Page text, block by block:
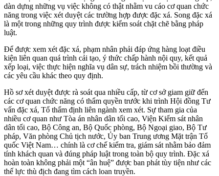
dàn dựng những vụ việc không có thật nhằm vu cáo cơ quan chức
năng trong việc xét duyệt các trường hợp được đặc xá. Song đặc xá
là một trong những quy trình được kiểm soát chặt chẽ bằng pháp
luật.
Để được xem xét đặc xá, phạm nhân phải đáp ứng hàng loạt điều
kiện liên quan quá trình cải tạo, ý thức chấp hành nội quy, kết quả
xếp loại, việc thực hiện nghĩa vụ dân sự, trách nhiệm bồi thường và
các yêu cầu khác theo quy định.
Hồ sơ xét duyệt được rà soát qua nhiều cấp, từ cơ sở giam giữ đến
các cơ quan chức năng có thẩm quyền trước khi trình Hội đồng Tư
vấn đặc xá, Tổ thẩm định liên ngành xem xét. Sự tham gia của
nhiều cơ quan như Tòa án nhân dân tối cao, Viện Kiểm sát nhân
dân tối cao, Bộ Công an, Bộ Quốc phòng, Bộ Ngoại giao, Bộ Tư
pháp, Văn phòng Chủ tịch nước, Ủy ban Trung ương Mặt trận Tổ
quốc Việt Nam… chính là cơ chế kiểm tra, giám sát nhằm bảo đảm
tính khách quan và đúng pháp luật trong toàn bộ quy trình. Đặc xá
hoàn toàn không phải một “ân huệ” được ban phát tùy tiện như các
thế lực thù địch đang tìm cách loan truyền.